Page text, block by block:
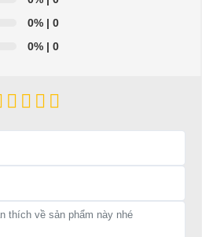
thế phụ tùng, phụ kiện - thiết bị
- thiết bị cho xe điện. Giá
mọi người
cần được hỗ trợ, quý khách vui
0% | 0
0% | 0